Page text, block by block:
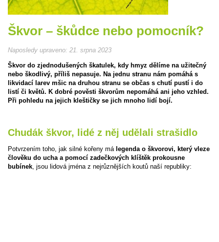
Škvor – škůdce nebo pomocník?
Naposledy upraveno: 21. srpna 2023
Škvor do zjednodušených škatulek, kdy hmyz dělíme na užitečný
nebo škodlivý, příliš nepasuje. Na jednu stranu nám pomáhá s
likvidací larev mšic na druhou stranu se občas s chutí pustí i do
listí či květů. K dobré pověsti škvorům nepomáhá ani jeho vzhled.
Při pohledu na jejich kleštičky se jich mnoho lidí bojí.
Chudák škvor, lidé z něj udělali strašidlo
Potvrzením toho, jak silné kořeny má legenda o škvorovi, který vleze
člověku do ucha a pomocí zadečkových klíštěk prokousne
bubínek, jsou lidová jména z nejrůznějších koutů naší republiky: